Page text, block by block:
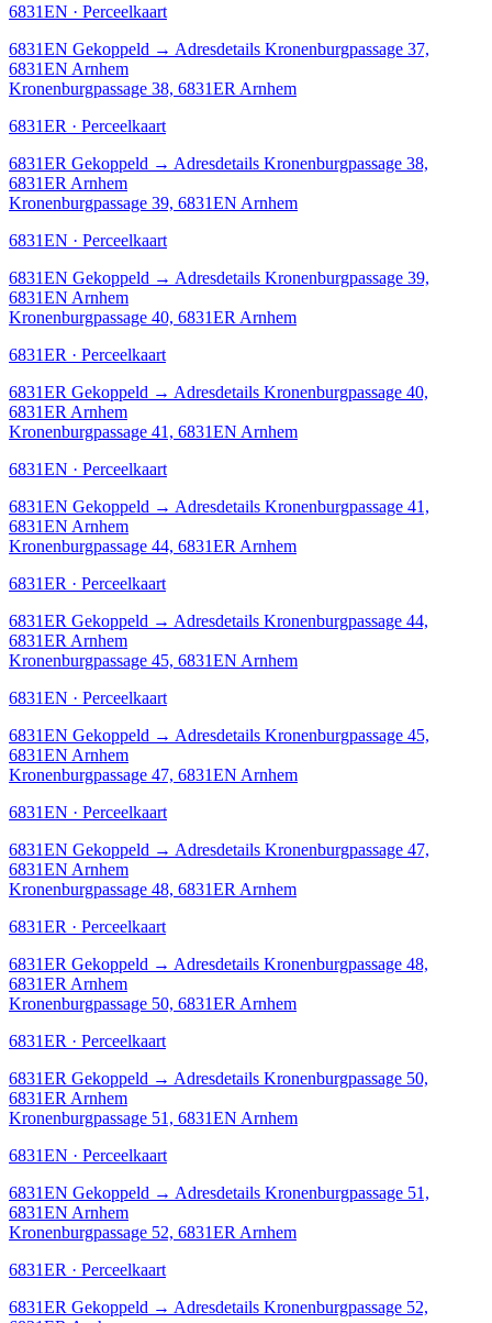
6831EN · Perceelkaart
6831EN Gekoppeld → Adresdetails Kronenburgpassage 37,
6831EN Arnhem
Kronenburgpassage 38, 6831ER Arnhem
6831ER · Perceelkaart
6831ER Gekoppeld → Adresdetails Kronenburgpassage 38,
6831ER Arnhem
Kronenburgpassage 39, 6831EN Arnhem
6831EN · Perceelkaart
6831EN Gekoppeld → Adresdetails Kronenburgpassage 39,
6831EN Arnhem
Kronenburgpassage 40, 6831ER Arnhem
6831ER · Perceelkaart
6831ER Gekoppeld → Adresdetails Kronenburgpassage 40,
6831ER Arnhem
Kronenburgpassage 41, 6831EN Arnhem
6831EN · Perceelkaart
6831EN Gekoppeld → Adresdetails Kronenburgpassage 41,
6831EN Arnhem
Kronenburgpassage 44, 6831ER Arnhem
6831ER · Perceelkaart
6831ER Gekoppeld → Adresdetails Kronenburgpassage 44,
6831ER Arnhem
Kronenburgpassage 45, 6831EN Arnhem
6831EN · Perceelkaart
6831EN Gekoppeld → Adresdetails Kronenburgpassage 45,
6831EN Arnhem
Kronenburgpassage 47, 6831EN Arnhem
6831EN · Perceelkaart
6831EN Gekoppeld → Adresdetails Kronenburgpassage 47,
6831EN Arnhem
Kronenburgpassage 48, 6831ER Arnhem
6831ER · Perceelkaart
6831ER Gekoppeld → Adresdetails Kronenburgpassage 48,
6831ER Arnhem
Kronenburgpassage 50, 6831ER Arnhem
6831ER · Perceelkaart
6831ER Gekoppeld → Adresdetails Kronenburgpassage 50,
6831ER Arnhem
Kronenburgpassage 51, 6831EN Arnhem
6831EN · Perceelkaart
6831EN Gekoppeld → Adresdetails Kronenburgpassage 51,
6831EN Arnhem
Kronenburgpassage 52, 6831ER Arnhem
6831ER · Perceelkaart
6831ER Gekoppeld → Adresdetails Kronenburgpassage 52,